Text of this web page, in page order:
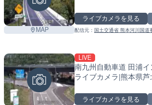
MAP
ライブカメラを見る
配信元： 国土交通省 熊本河川国道
LIVE
南九州自動車道 田浦
ライブカメラ|熊本県
ライブカメラを見る